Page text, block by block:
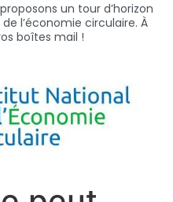
un tour d’horizon
l’économie circulaire. À
boîtes mail !